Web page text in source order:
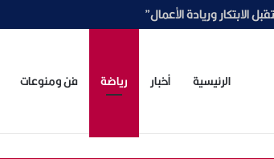
أخطر ملفات «القصة الكاملة»
الرئيسية أخبار رياضة فن ومنوعات